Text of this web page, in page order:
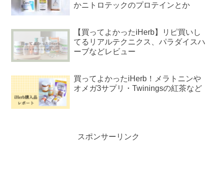
かニトロテックのプロテインとか
【買ってよかったiHerb】リピ買いし
てるリアルテクニクス、パラダイスハ
ーブなどレビュー
買ってよかったiHerb！メラトニンや
オメガ3サプリ・Twiningsの紅茶など
スポンサーリンク